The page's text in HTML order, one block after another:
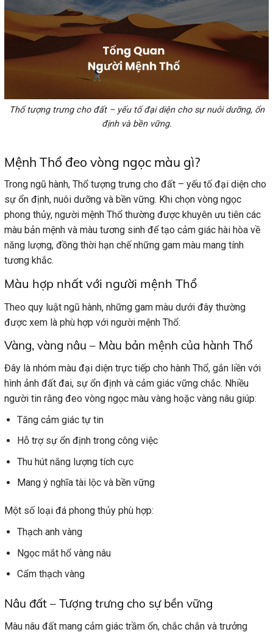
Thổ tượng trưng cho đất – yếu tố đại diện cho sự nuôi dưỡng, ổn
định và bền vững.
Mệnh Thổ đeo vòng ngọc màu gì?
Trong ngũ hành, Thổ tượng trưng cho đất – yếu tố đại diện cho
sự ổn định, nuôi dưỡng và bền vững. Khi chọn vòng ngọc
phong thủy, người mệnh Thổ thường được khuyên ưu tiên các
màu bản mệnh và màu tương sinh để tạo cảm giác hài hòa về
năng lượng, đồng thời hạn chế những gam màu mang tính
tương khắc.
Màu hợp nhất với người mệnh Thổ
Theo quy luật ngũ hành, những gam màu dưới đây thường
được xem là phù hợp với người mệnh Thổ:
Vàng, vàng nâu – Màu bản mệnh của hành Thổ
Đây là nhóm màu đại diện trực tiếp cho hành Thổ, gắn liền với
hình ảnh đất đai, sự ổn định và cảm giác vững chắc. Nhiều
người tin rằng đeo vòng ngọc màu vàng hoặc vàng nâu giúp:
Tăng cảm giác tự tin
Hỗ trợ sự ổn định trong công việc
Thu hút năng lượng tích cực
Mang ý nghĩa tài lộc và bền vững
Một số loại đá phong thủy phù hợp:
Thạch anh vàng
Ngọc mắt hổ vàng nâu
Cẩm thạch vàng
Nâu đất – Tượng trưng cho sự bền vững
Màu nâu đất mang cảm giác trầm ổn, chắc chắn và trưởng